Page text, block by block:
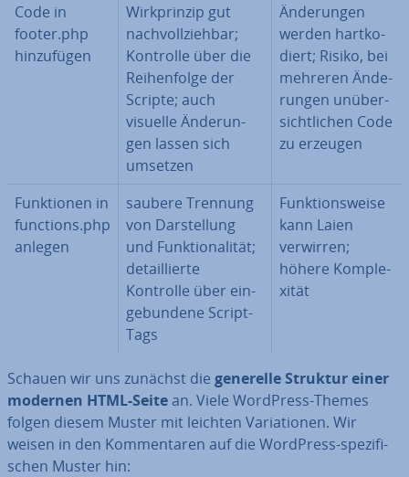
Code in
footer.php
hin­zu­fü­gen
Wirk­prin­zip gut
nach­voll­zieh­bar;
Kontrolle über die
Rei­hen­fol­ge der
Scripte; auch
visuelle Än­de­run­
gen lassen sich
umsetzen
Än­de­run­gen
werden hart­ko­
diert; Risiko, bei
mehreren Än­de­
run­gen un­über­
sicht­li­chen Code
zu erzeugen
Funk­tio­nen in
functions.php
anlegen
saubere Trennung
von Dar­stel­lung
und Funk­tio­na­li­tät;
de­tail­lier­te
Kontrolle über ein­
ge­bun­de­ne Script-
Tags
Funk­ti­ons­wei­se
kann Laien
verwirren;
höhere Kom­ple­
xi­tät
Schauen wir uns zunächst die generelle Struktur einer
modernen HTML-Seitean. Viele WordPress-Themes
folgen diesem Muster mit leichten Va­ria­tio­nen. Wir
weisen in den Kom­men­ta­ren auf die WordPress-spe­zi­fi­
schen Muster hin: